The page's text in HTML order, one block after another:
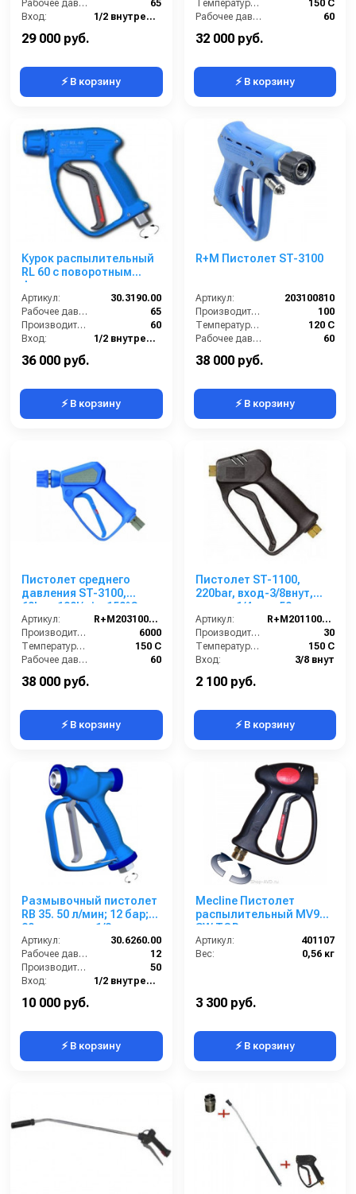
Рабочее давление (бар):
65
Вход:
1/2 внутренняя резьба вращающаяся
29 000 руб.
⚡ В корзину
Температура (°C):
150 С
Рабочее давление (бар):
60
32 000 руб.
⚡ В корзину
Курок распылительный
RL 60 с поворотным
фитингом, нерж. сталь,
60 бар; вход 1/2г, выход
ARS178
Артикул:
30.3190.00
Рабочее давление (бар):
65
Производительность (л/мин):
60
Вход:
1/2 внутренняя резьба вращающаяся
36 000 руб.
⚡ В корзину
R+M Пистолет ST-3100
Артикул:
203100810
Производительность (л/мин):
100
Температура (°C):
120 С
Рабочее давление (бар):
60
38 000 руб.
⚡ В корзину
Пистолет среднего
давления ST-3100,
60bar, 100l/min, 150°C,
1/2внут.вращ.-ST3100
муфта, нерж.сталь
Артикул:
R+M203100805
Производительность (л/ч):
6000
Температура (°C):
150 С
Рабочее давление (бар):
60
38 000 руб.
⚡ В корзину
Пистолет ST-1100,
220bar, вход-3/8внут,
выход-1/4внут 50 шт. в
упаковке
Артикул:
R+M201100500
Производительность (л/мин):
30
Температура (°C):
150 С
Вход:
3/8 внут
2 100 руб.
⚡ В корзину
Размывочный пистолет
RB 35. 50 л/мин; 12 бар;
80град; вход 1/2г
поворот. фитинг, выход
1/2г
Артикул:
30.6260.00
Рабочее давление (бар):
12
Производительность (л/мин):
50
Вход:
1/2 внутренняя резьба
10 000 руб.
⚡ В корзину
Mecline Пистолет
распылительный MV925
SW TOP
Артикул:
401107
Вес:
0,56 кг
3 300 руб.
⚡ В корзину